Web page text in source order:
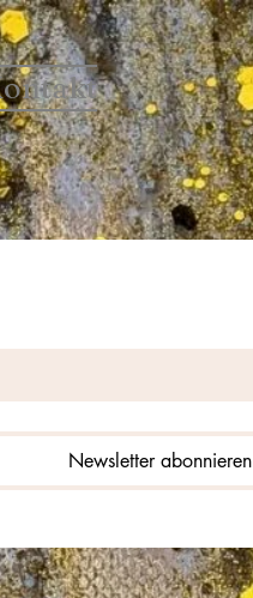
Newsletter abonnieren